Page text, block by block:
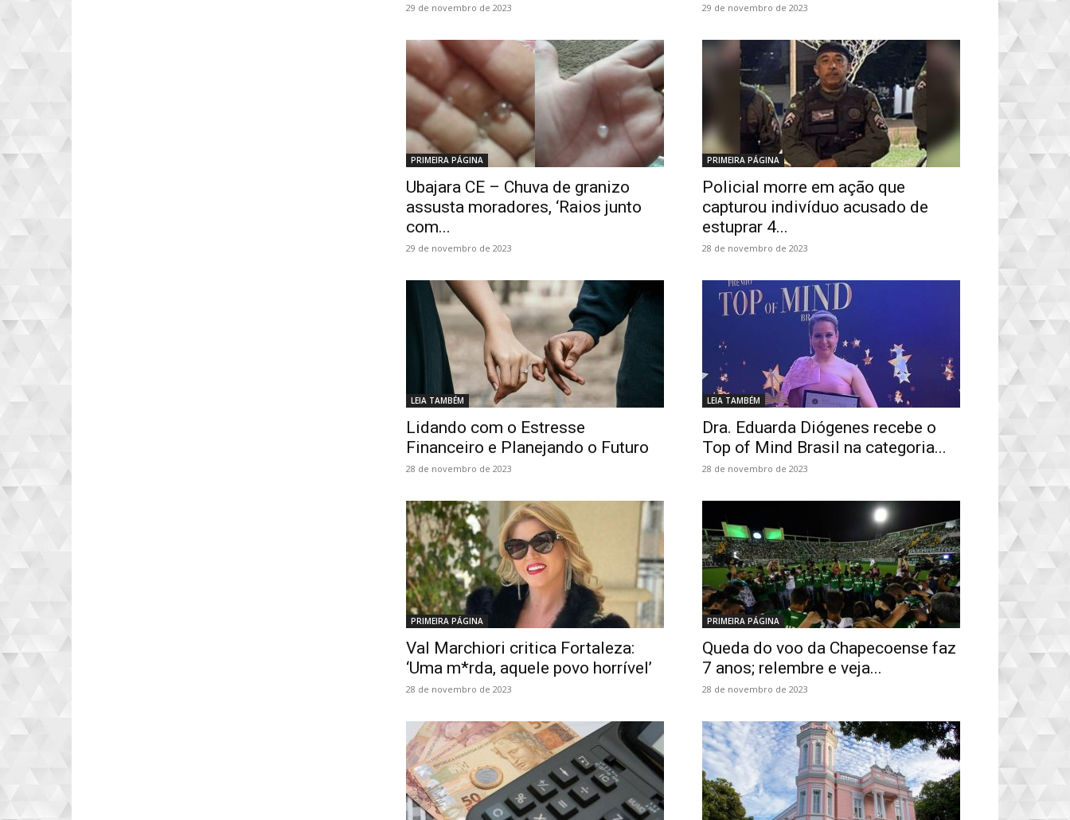
29 de novembro de 2023 29 de novembro de 2023
PRIMEIRA PÁGINA
Ubajara CE – Chuva de granizo
assusta moradores, ‘Raios junto
com...
29 de novembro de 2023
PRIMEIRA PÁGINA
Policial morre em ação que
capturou indivíduo acusado de
estuprar 4...
28 de novembro de 2023
LEIA TAMBÉM
Lidando com o Estresse
Financeiro e Planejando o Futuro
28 de novembro de 2023
LEIA TAMBÉM
Dra. Eduarda Diógenes recebe o
Top of Mind Brasil na categoria...
28 de novembro de 2023
PRIMEIRA PÁGINA
Val Marchiori critica Fortaleza:
‘Uma m*rda, aquele povo horrível’
28 de novembro de 2023
PRIMEIRA PÁGINA
Queda do voo da Chapecoense faz
7 anos; relembre e veja...
28 de novembro de 2023